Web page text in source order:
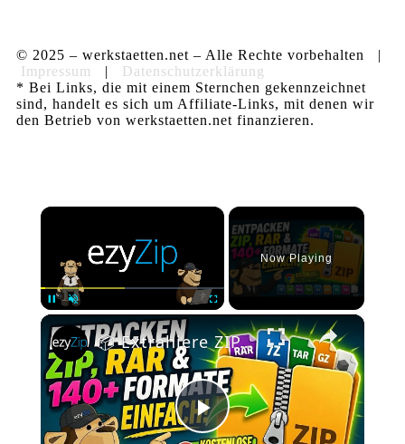
© 2025 – werkstaetten.net – Alle Rechte vorbehalten |
Impressum
| Datenschutzerklärung
* Bei Links, die mit einem Sternchen gekennzeichnet
sind, handelt es sich um Affiliate-Links, mit denen wir
den Betrieb von werkstaetten.net finanzieren.
×
Now Playing
×
Play
📦 Extrahiere ZIP, RAR und Über 140 Formate mit der Chrome-Erweiterung | Kostenlos und Lokal